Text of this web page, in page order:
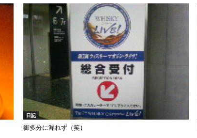
日記
御多分に漏れず（笑）